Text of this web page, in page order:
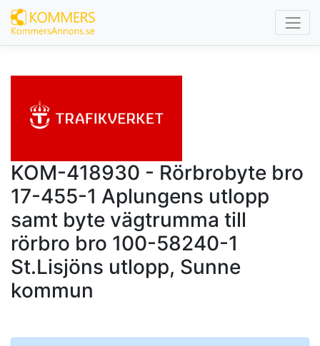
KOM-418930 - Rörbrobyte bro
17-455-1 Aplungens utlopp
samt byte vägtrumma till
rörbro bro 100-58240-1
St.Lisjöns utlopp, Sunne
kommun